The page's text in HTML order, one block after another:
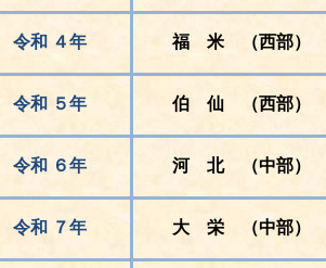
令和 ４年 福 米 （西部）
令和 ５年 伯 仙 （西部）
令和 ６年 河 北 （中部）
令和 ７年 大 栄 （中部）